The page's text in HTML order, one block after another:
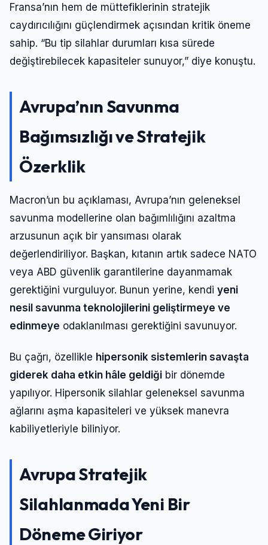
Fransa’nın hem de müttefiklerinin stratejik
caydırıcılığını güçlendirmek açısından kritik öneme
sahip. “Bu tip silahlar durumları kısa sürede
değiştirebilecek kapasiteler sunuyor,” diye konuştu.
Avrupa’nın Savunma
Bağımsızlığı ve Stratejik
Özerklik
Macron’un bu açıklaması, Avrupa’nın geleneksel
savunma modellerine olan bağımlılığını azaltma
arzusunun açık bir yansıması olarak
değerlendiriliyor. Başkan, kıtanın artık sadece NATO
veya ABD güvenlik garantilerine dayanmamak
gerektiğini vurguluyor. Bunun yerine, kendi yeni
nesil savunma teknolojilerini geliştirmeye ve
edinmeye odaklanılması gerektiğini savunuyor.
Bu çağrı, özellikle hipersonik sistemlerin savaşta
giderek daha etkin hâle geldiği bir dönemde
yapılıyor. Hipersonik silahlar geleneksel savunma
ağlarını aşma kapasiteleri ve yüksek manevra
kabiliyetleriyle biliniyor.
Avrupa Stratejik
Silahlanmada Yeni Bir
Döneme Giriyor